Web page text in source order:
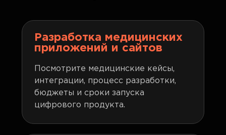
Разработка медицинских
приложений и сайтов
Посмотрите медицинские кейсы,
интеграции, процесс разработки,
бюджеты и сроки запуска
цифрового продукта.